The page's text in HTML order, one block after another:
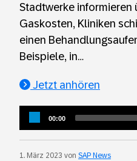
Stadtwerke informieren
Gaskosten, Kliniken
einen
Beispiele, in…
Jetzt anhören
Audio
Player
Current
00:00
1. März 2023 von SAP News